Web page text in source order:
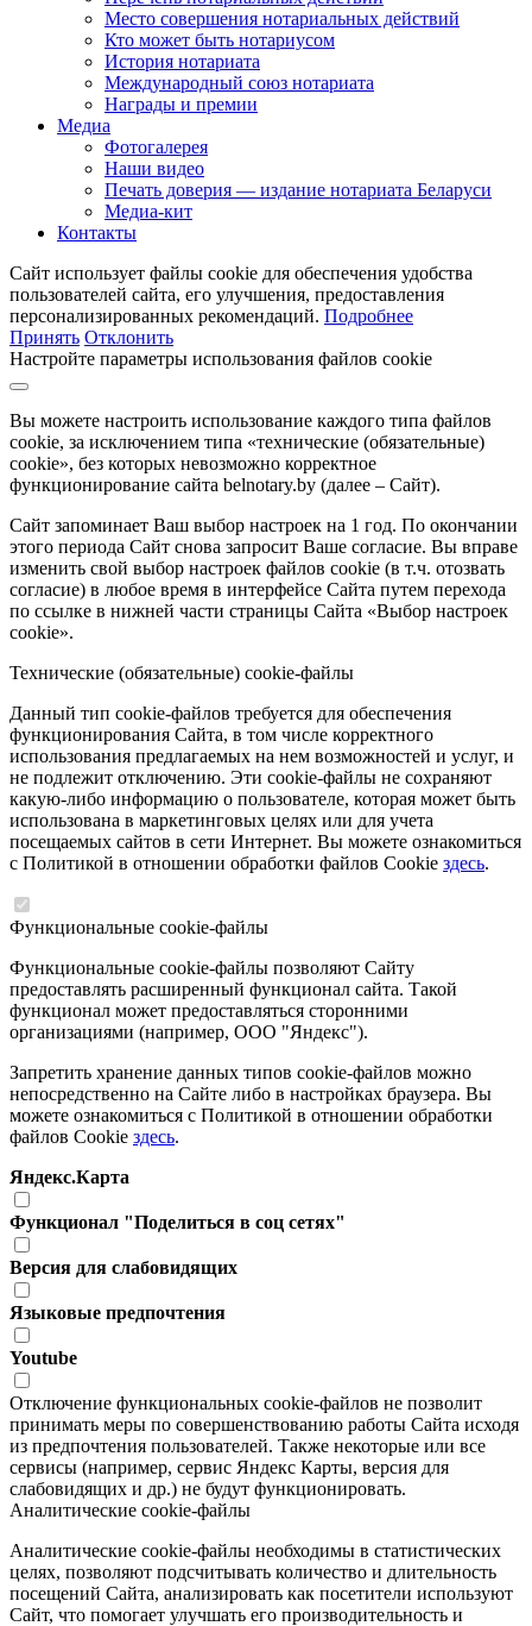
Место совершения нотариальных действий
Кто может быть нотариусом
История нотариата
Международный союз нотариата
Награды и премии
Медиа
Фотогалерея
Наши видео
Печать доверия — издание нотариата Беларуси
Медиа-кит
Контакты
Сайт использует файлы cookie для обеспечения удобства
пользователей сайта, его улучшения, предоставления
персонализированных рекомендаций. Подробнее
Принять Отклонить
Настройте параметры использования файлов cookie
Вы можете настроить использование каждого типа файлов
cookie, за исключением типа «технические (обязательные)
cookie», без которых невозможно корректное
функционирование сайта belnotary.by (далее – Сайт).
Сайт запоминает Ваш выбор настроек на 1 год. По окончании
этого периода Сайт снова запросит Ваше согласие. Вы вправе
изменить свой выбор настроек файлов cookie (в т.ч. отозвать
согласие) в любое время в интерфейсе Сайта путем перехода
по ссылке в нижней части страницы Сайта «Выбор настроек
cookie».
Технические (обязательные) cookie-файлы
Данный тип cookie-файлов требуется для обеспечения
функционирования Сайта, в том числе корректного
использования предлагаемых на нем возможностей и услуг, и
не подлежит отключению. Эти cookie-файлы не сохраняют
какую-либо информацию о пользователе, которая может быть
использована в маркетинговых целях или для учета
посещаемых сайтов в сети Интернет. Вы можете ознакомиться
с Политикой в отношении обработки файлов Cookie здесь.
Функциональные cookie-файлы
Функциональные cookie-файлы позволяют Сайту
предоставлять расширенный функционал сайта. Такой
функционал может предоставляться сторонними
организациями (например, ООО "Яндекс").
Запретить хранение данных типов cookie-файлов можно
непосредственно на Сайте либо в настройках браузера. Вы
можете ознакомиться с Политикой в отношении обработки
файлов Cookie здесь.
Яндекс.Карта
Функционал "Поделиться в соц сетях"
Версия для слабовидящих
Языковые предпочтения
Youtube
Отключение функциональных cookie-файлов не позволит
принимать меры по совершенствованию работы Сайта исходя
из предпочтения пользователей. Также некоторые или все
сервисы (например, сервис Яндекс Карты, версия для
слабовидящих и др.) не будут функционировать.
Аналитические cookie-файлы
Аналитические cookie-файлы необходимы в статистических
целях, позволяют подсчитывать количество и длительность
посещений Сайта, анализировать как посетители используют
Сайт, что помогает улучшать его производительность и